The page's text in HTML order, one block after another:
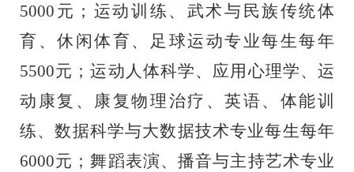
5000元；运动训练、武术与民族传统体
育、休闲体育、足球运动专业每生每年
5500元；运动人体科学、应用心理学、运
动康复、康复物理治疗、英语、体能训
练、数据科学与大数据技术专业每生每年
6000元；舞蹈表演、播音与主持艺术专业